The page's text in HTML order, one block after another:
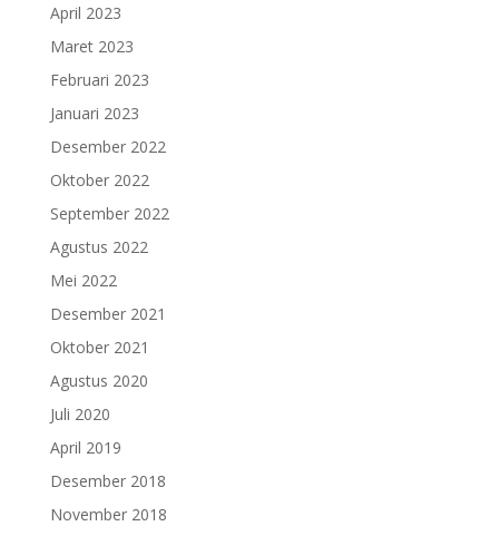
April 2023
Maret 2023
Februari 2023
Januari 2023
Desember 2022
Oktober 2022
September 2022
Agustus 2022
Mei 2022
Desember 2021
Oktober 2021
Agustus 2020
Juli 2020
April 2019
Desember 2018
November 2018